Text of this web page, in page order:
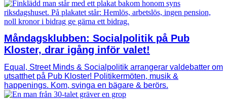
Måndagsklubben: Socialpolitik på Pub
Kloster, drar igång inför valet!
Equal, Street Minds & Socialpolitik arrangerar valdebatter om
utsatthet på Pub Kloster! Politikermöten, musik &
happenings. Kom, svinga en bägare & berörs.